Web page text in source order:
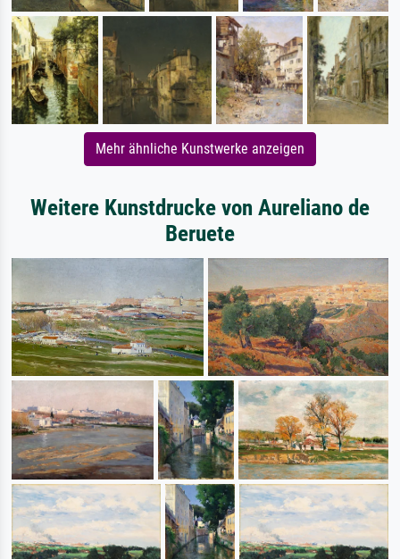
Mehr ähnliche Kunstwerke anzeigen
Weitere Kunstdrucke von Aureliano de
Beruete